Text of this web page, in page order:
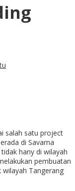
salah satu project
di Savarna
hany di wilayah
pembuatan
Tangerang